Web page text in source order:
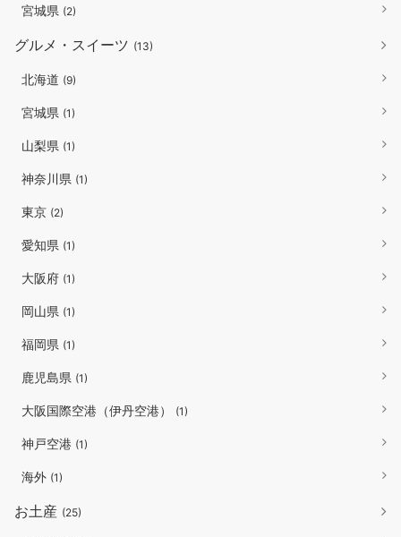
宮城県 (2)
グルメ・スイーツ (13)
北海道 (9)
宮城県 (1)
山梨県 (1)
神奈川県 (1)
東京 (2)
愛知県 (1)
大阪府 (1)
岡山県 (1)
福岡県 (1)
鹿児島県 (1)
大阪国際空港（伊丹空港） (1)
神戸空港 (1)
海外 (1)
お土産 (25)